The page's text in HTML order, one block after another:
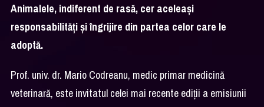
Animalele, indiferent de rasă, cer aceleași
responsabilități și îngrijire din partea celor care le
adoptă.
Prof. univ. dr. Mario Codreanu, medic primar medicină
veterinară, este invitatul celei mai recente ediții a emisiunii